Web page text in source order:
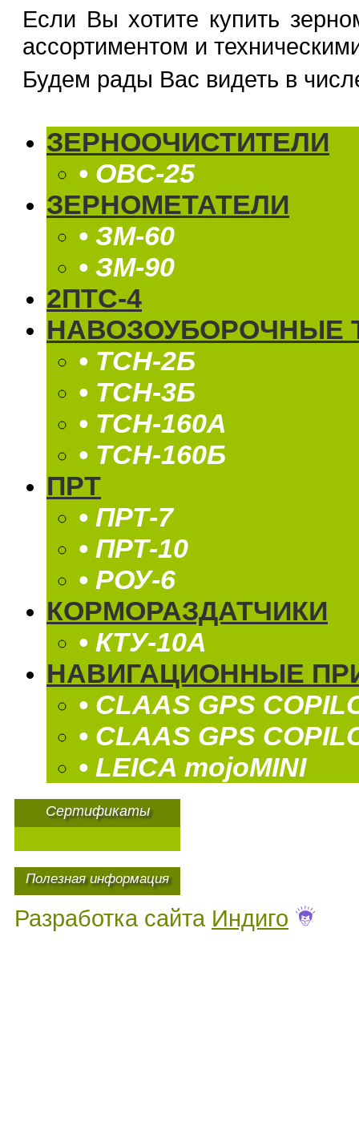
Если Вы хотите купить
ассортиментом и
Будем рады Вас видеть в
ЗЕРНООЧИСТИТЕЛИ
• ОВС-25
ЗЕРНОМЕТАТЕЛИ
• ЗМ-60
• ЗМ-90
2ПТС-4
НАВОЗОУБОРОЧНЫЕ
• ТСН-2Б
• ТСН-3Б
• ТСН-160А
• ТСН-160Б
ПРТ
• ПРТ-7
• ПРТ-10
• РОУ-6
КОРМОРАЗДАТЧИКИ
• КТУ-10А
НАВИГАЦИОННЫЕ
• CLAAS GPS
• CLAAS GPS
• LEICA mojoMINI
Сертификаты
Полезная информация
Разработка сайта Индиго